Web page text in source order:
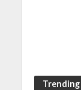
Trending